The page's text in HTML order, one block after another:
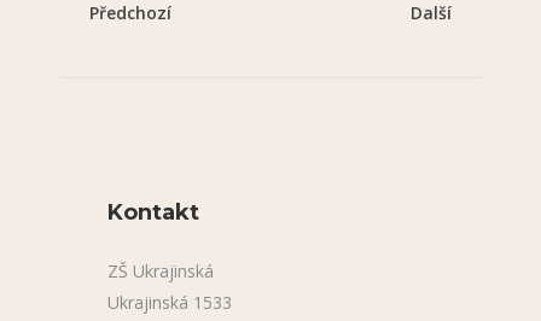
Předchozí Další
Kontakt
ZŠ Ukrajinská
Ukrajinská 1533